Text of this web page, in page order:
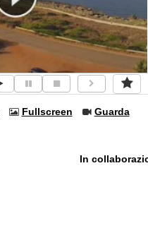
Fullscreen Guarda
In